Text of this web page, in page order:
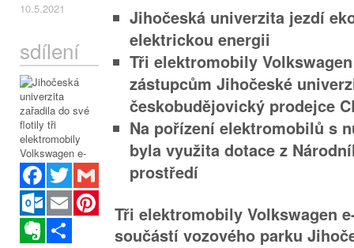
10.5.2021
sdílení
Facebook
Twitter
Outlook.com
Email
Evernote
Jihočeská univerzita jezdí
elektrickou energii
Tři elektromobily
zástupcům Jihočeské
českobudějovický prodejce
Na pořízení elektromobilů s
byla využita dotace z
prostředí
Tři elektromobily Volkswagen
součástí vozového parku